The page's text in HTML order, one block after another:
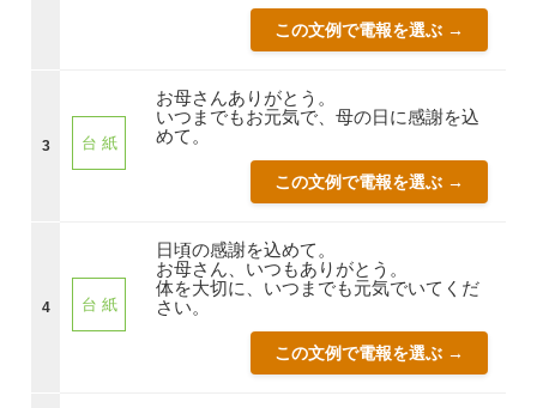
この文例で電報を選ぶ →
3 台 紙
お母さんありがとう。
いつまでもお元気で、母の日に感謝を込
めて。
この文例で電報を選ぶ →
4 台 紙
日頃の感謝を込めて。
お母さん、いつもありがとう。
体を大切に、いつまでも元気でいてくだ
さい。
この文例で電報を選ぶ →